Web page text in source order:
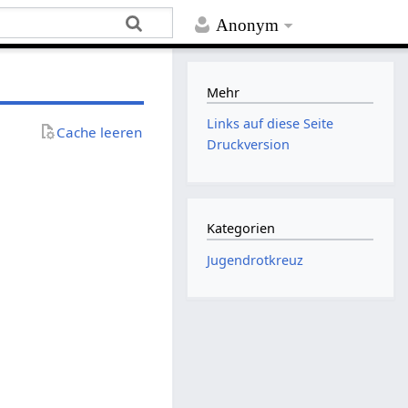
Anonym
Cache leeren
Mehr
Links auf diese Seite
Druckversion
Kategorien
Jugendrotkreuz